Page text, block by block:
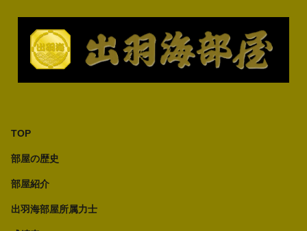
TOP
部屋の歴史
部屋紹介
出羽海部屋所属力士